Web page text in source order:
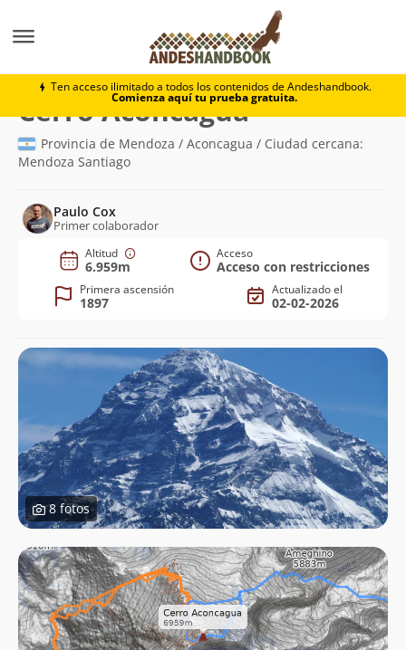
Ten acceso ilimitado a todos los contenidos de Andeshandbook.
Comienza aquí tu prueba gratuita.
Cerro Aconcagua
Cerro Aconcagua(6.959m)
Provincia de Mendoza / Aconcagua / Ciudad cercana:
Mendoza Santiago
Paulo Cox
Primer colaborador
Altitud
6.959m
Acceso
Acceso con restricciones
Primera ascensión
1897
Actualizado el
02-02-2026
8 fotos